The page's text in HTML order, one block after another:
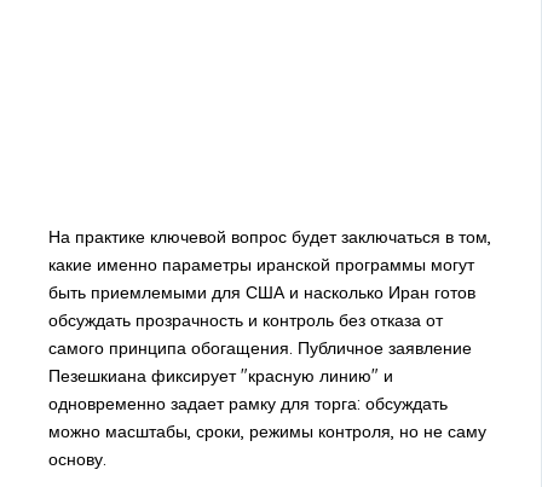
На практике ключевой вопрос будет заключаться в том,
какие именно параметры иранской программы могут
быть приемлемыми для США и насколько Иран готов
обсуждать прозрачность и контроль без отказа от
самого принципа обогащения. Публичное заявление
Пезешкиана фиксирует "красную линию" и
одновременно задает рамку для торга: обсуждать
можно масштабы, сроки, режимы контроля, но не саму
основу.